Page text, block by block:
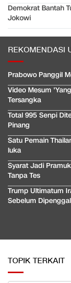
Demokrat Bantah
Jokowi
REKOMENDASI
Prabowo Panggil
Video Mesum
Tersangka
Total 995 Senpi
Pinang
Satu Pemain
luka
Syarat Jadi
Tanpa Tes
Trump Ultimatum
Sebelum Dipenggal
TOPIK TERKAIT